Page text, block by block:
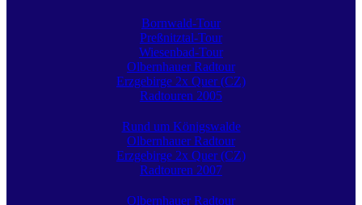
Bornwald-Tour
Preßnitztal-Tour
Wiesenbad-Tour
Olbernhauer Radtour
Erzgebirge 2x Quer (CZ)
Radtouren 2005
Rund um Königswalde
Olbernhauer Radtour
Erzgebirge 2x Quer (CZ)
Radtouren 2007
Olbernhauer Radtour